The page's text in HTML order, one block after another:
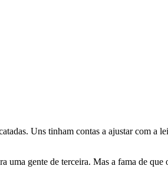
Uns tinham contas a ajustar com a
uma gente de terceira. Mas a fama de